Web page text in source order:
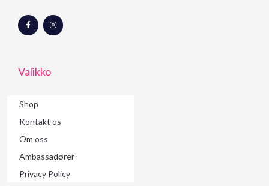
F
a
c
k
-
I
n
s
Valikko
Shop
Kontakt os
Om oss
Ambassadører
Privacy Policy